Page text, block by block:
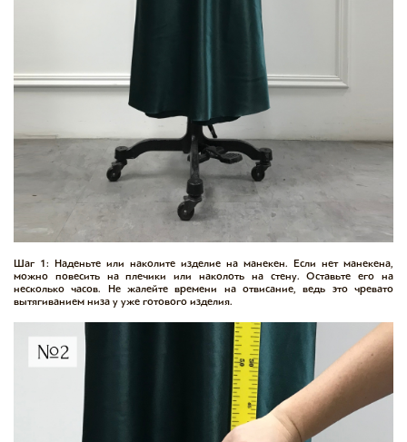
Шаг 1: Наденьте или наколите изделие на манекен. Если нет манекена,
можно повесить на плечики или наколоть на стену. Оставьте его на
несколько часов. Не жалейте времени на отвисание, ведь это чревато
вытягиванием низа у уже готового изделия.